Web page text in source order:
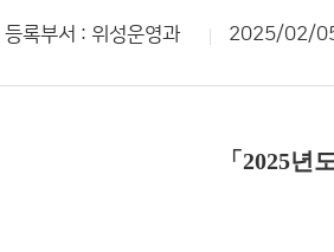
등록부서 : 위성운영과 2025/02/
「2025년